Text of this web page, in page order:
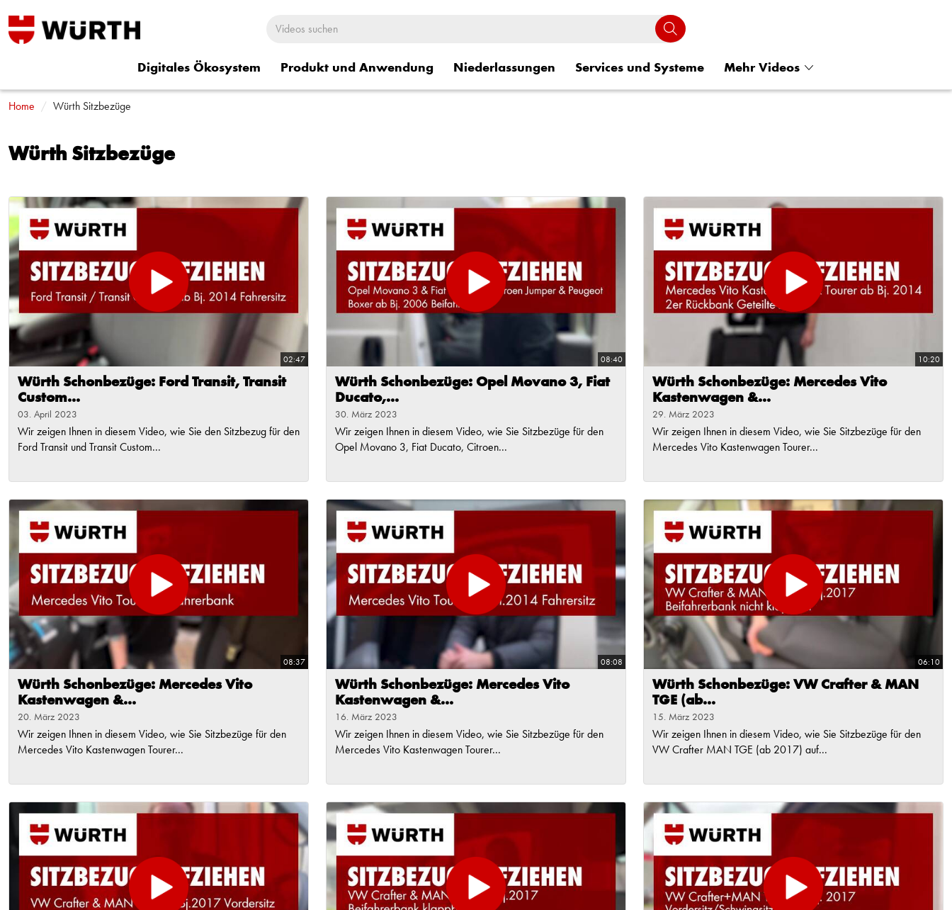
Digitales Ökosystem Produkt und Anwendung Niederlassungen Services und Systeme Mehr Videos
Rund um Würth Würth Shorts
Home Würth Sitzbezüge
Würth Sitzbezüge
02:47
Würth Schonbezüge: Ford Transit, Transit
Custom...
03. April 2023
Wir zeigen Ihnen in diesem Video, wie Sie den Sitzbezug für den
Ford Transit und Transit Custom...
08:40
Würth Schonbezüge: Opel Movano 3, Fiat
Ducato,...
30. März 2023
Wir zeigen Ihnen in diesem Video, wie Sie Sitzbezüge für den
Opel Movano 3, Fiat Ducato, Citroen...
10:20
Würth Schonbezüge: Mercedes Vito
Kastenwagen &...
29. März 2023
Wir zeigen Ihnen in diesem Video, wie Sie Sitzbezüge für den
Mercedes Vito Kastenwagen Tourer...
08:37
Würth Schonbezüge: Mercedes Vito
Kastenwagen &...
20. März 2023
Wir zeigen Ihnen in diesem Video, wie Sie Sitzbezüge für den
Mercedes Vito Kastenwagen Tourer...
08:08
Würth Schonbezüge: Mercedes Vito
Kastenwagen &...
16. März 2023
Wir zeigen Ihnen in diesem Video, wie Sie Sitzbezüge für den
Mercedes Vito Kastenwagen Tourer...
06:10
Würth Schonbezüge: VW Crafter & MAN
TGE (ab...
15. März 2023
Wir zeigen Ihnen in diesem Video, wie Sie Sitzbezüge für den
VW Crafter MAN TGE (ab 2017) auf...